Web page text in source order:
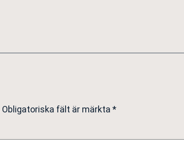
Obligatoriska fält är märkta *